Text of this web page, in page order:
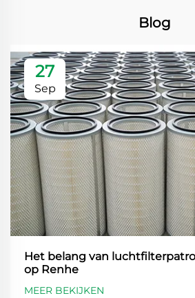
Blog
27
Sep
Het belang van
op Renhe
MEER BEKIJKEN